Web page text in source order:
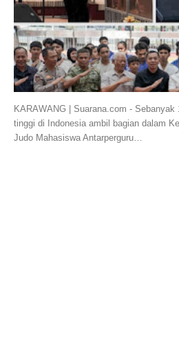
KARAWANG | Suarana.com - Sebanyak
tinggi di Indonesia ambil bagian dalam
Judo Mahasiswa Antarperguru…